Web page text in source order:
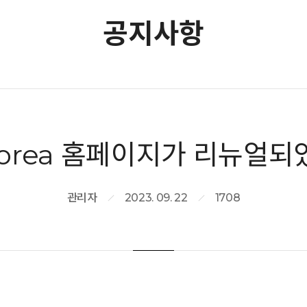
공지사항
홈페이지가 리뉴얼되
관리자 2023. 09. 22 1708